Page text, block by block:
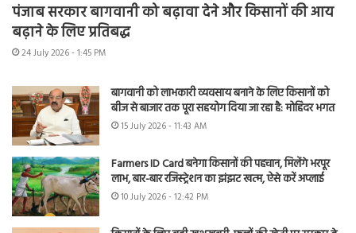
पंजाब सरकार बागवानी को बढ़ावा देने और किसानों की आय
बढ़ाने के लिए प्रतिबद्ध
24 July 2026 - 1:45 PM
बागवानी को लाभकारी व्यवसाय बनाने के लिए किसानों को
बीज से बाजार तक पूरा सहयोग दिया जा रहा है: मोहिंदर भगत
15 July 2026 - 11:43 AM
Farmers ID Card बनेगा किसानों की पहचान, मिलेंगे भरपूर
लाभ, बार-बार रजिस्ट्रेशन का झंझट खत्म, ऐसे करें अप्लाई
10 July 2026 - 12:42 PM